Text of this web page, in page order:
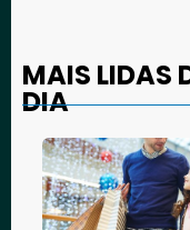
MAIS LIDAS
DIA